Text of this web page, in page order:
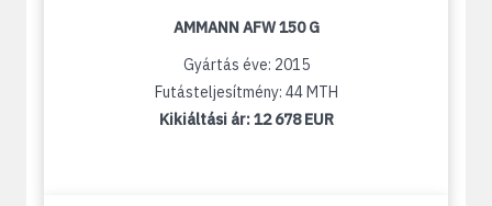
AMMANN AFW 150 G
Gyártás éve: 2015
Futásteljesítmény: 44 MTH
Kikiáltási ár:12 678 EUR